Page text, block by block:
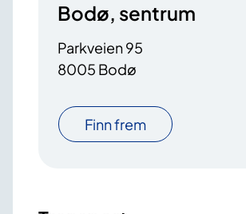
Bodø, sentrum
Parkveien 95
8005 Bodø
Finn frem